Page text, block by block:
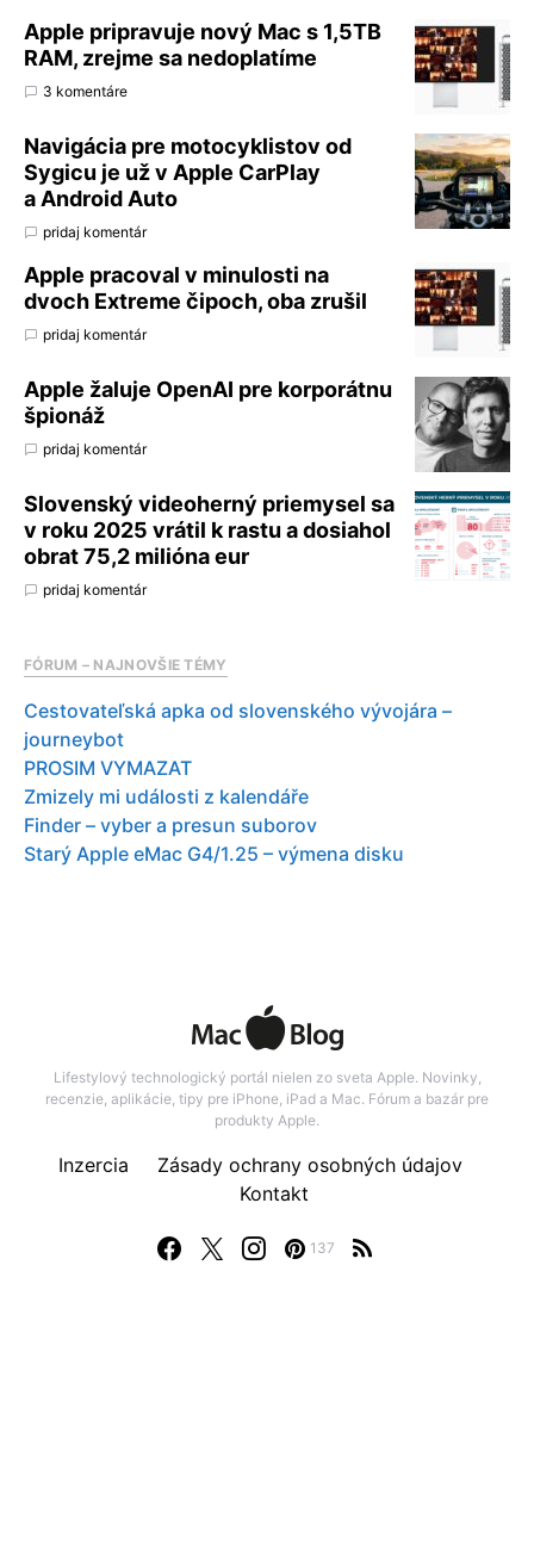
Apple pripravuje nový Mac s 1,5TB
RAM, zrejme sa nedoplatíme
3 komentáre
Navigácia pre motocyklistov od
Sygicu je už v Apple CarPlay
a Android Auto
pridaj komentár
Apple pracoval v minulosti na
dvoch Extreme čipoch, oba zrušil
pridaj komentár
Apple žaluje OpenAI pre korporátnu
špionáž
pridaj komentár
Slovenský videoherný priemysel sa
v roku 2025 vrátil k rastu a dosiahol
obrat 75,2 milióna eur
pridaj komentár
FÓRUM – NAJNOVŠIE TÉMY
Cestovateľská apka od slovenského vývojára –
journeybot
PROSIM VYMAZAT
Zmizely mi události z kalendáře
Finder – vyber a presun suborov
Starý Apple eMac G4/1.25 – výmena disku
Lifestylový technologický portál nielen zo sveta Apple. Novinky,
recenzie, aplikácie, tipy pre iPhone, iPad a Mac. Fórum a bazár pre
produkty Apple.
137
Inzercia
Zásady ochrany osobných údajov
Kontakt